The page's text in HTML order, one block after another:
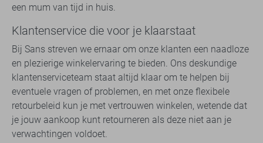
een mum van tijd in huis.
Klantenservice die voor je klaarstaat
Bij Sans streven we ernaar om onze klanten een naadloze
en plezierige winkelervaring te bieden. Ons deskundige
klantenserviceteam staat altijd klaar om te helpen bij
eventuele vragen of problemen, en met onze flexibele
retourbeleid kun je met vertrouwen winkelen, wetende dat
je jouw aankoop kunt retourneren als deze niet aan je
verwachtingen voldoet.